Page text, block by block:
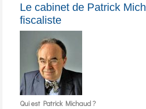
Le cabinet de Patrick
fiscaliste
Qui est Patrick Michaud ?